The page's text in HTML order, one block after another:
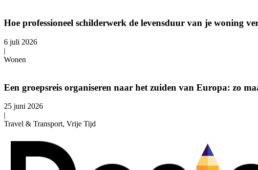
Hoe professioneel schilderwerk de levensduur van je woning
6 juli 2026
|
Wonen
Een groepsreis organiseren naar het zuiden van Europa: zo
25 juni 2026
|
Travel & Transport, Vrije Tijd